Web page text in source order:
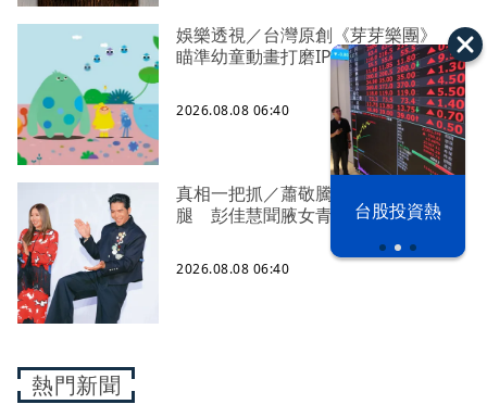
漢光42演習 台股投資熱
娛樂透視／台灣原創《芽芽樂團》
瞄準幼童動畫打磨IP
2026.08.08 06:40
真相一把抓／蕭敬騰 A-Lin同框有一
腿 彭佳慧聞腋女青年
2026.08.08 06:40
熱門新聞